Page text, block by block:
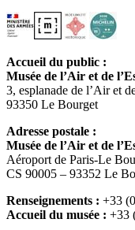
Accueil du public :
Musée de l’Air et de
3, esplanade de l’Air et
93350 Le Bourget
Adresse postale :
Musée de l’Air et de
Aéroport de Paris-Le
CS 90005 – 93352 Le
Renseignements : +33
Accueil du musée : +33